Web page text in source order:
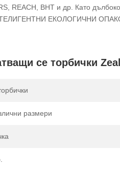
REACH, BHT и др. Като
ЕКОЛОГИЧНИ
се торбички
размери